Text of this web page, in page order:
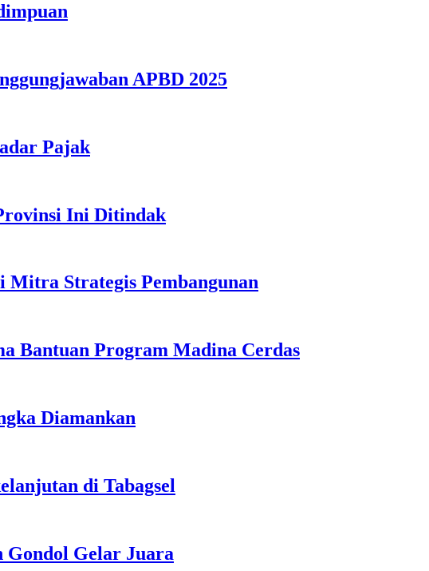
APBD 2025
Pajak
Ini Ditindak
Mitra Strategis Pembangunan
Bantuan Program Madina Cerdas
Diamankan
di Tabagsel
Gelar Juara